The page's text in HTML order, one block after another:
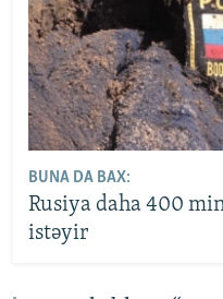
BUNA DA BAX:
Rusiya daha 400
istəyir